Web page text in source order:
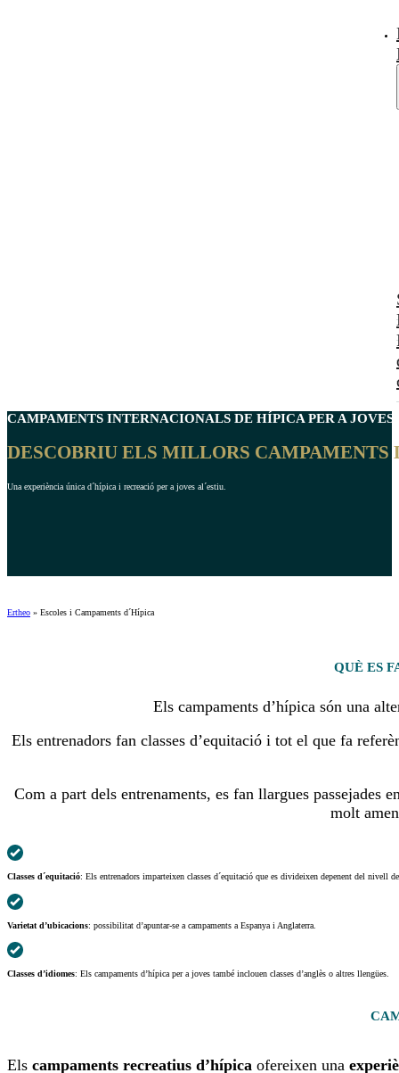
CAMPAMENTS INTERNACIONALS DE HÍPICA PER A JOVES
DESCOBRIU ELS MILLORS CAMPAMENTS
Una experiència única d´hípica i recreació per a joves al´estiu.
Ertheo » Escoles i Campaments d´Hípica
QUÈ ES
Els campaments d’hípica són una
Els entrenadors fan classes d’equitació i tot el que fa
Com a part dels entrenaments, es fan llargues
molt
Classes d´equitació: Els entrenadors imparteixen classes d´equitació que es divideixen depenent del nivell
Varietat d’ubicacions: possibilitat d’apuntar-se a campaments a Espanya i Anglaterra.
Classes d’idiomes: Els campaments d’hípica per a joves també inclouen classes d’anglès o altres llengües.
Els campaments recreatius d’hípica ofereixen una